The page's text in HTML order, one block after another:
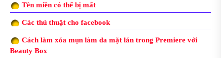
Tên miền có thể bị mất
Các thủ thuật cho facebook
Cách làm xóa mụn làm da mặt lán trong Premiere với
Beauty Box